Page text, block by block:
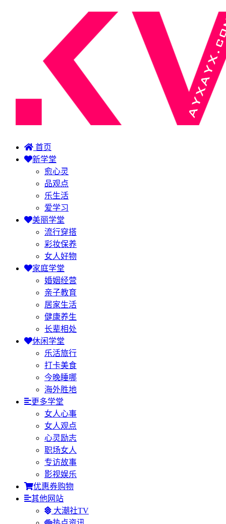
首页
新学堂
愈心灵
品观点
乐生活
爱学习
美丽学堂
流行穿搭
彩妆保养
女人好物
家庭学堂
婚姻经营
亲子教育
居家生活
健康养生
长辈相处
休闲学堂
乐活旅行
打卡美食
今晚睡哪
海外胜地
更多学堂
女人心事
女人观点
心灵励志
职场女人
专访故事
影视娱乐
优惠券购物
其他网站
大潮社TV